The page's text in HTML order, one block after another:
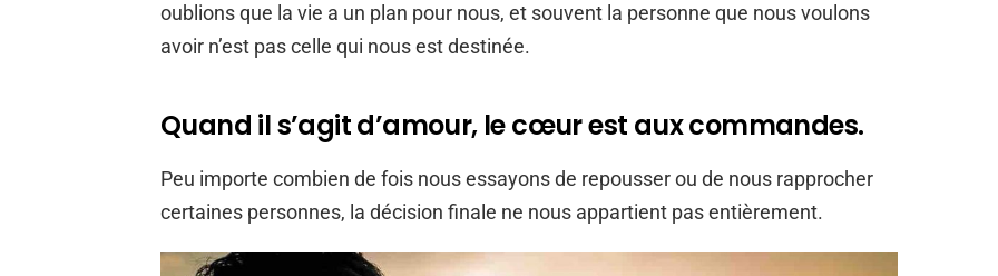
oublions que la vie a un plan pour nous, et souvent la personne que nous voulons
avoir n’est pas celle qui nous est destinée.
Quand il s’agit d’amour, le cœur est aux commandes.
Peu importe combien de fois nous essayons de repousser ou de nous rapprocher
certaines personnes, la décision finale ne nous appartient pas entièrement.